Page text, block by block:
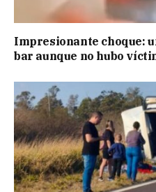
Impresionante choque:
bar aunque no hubo